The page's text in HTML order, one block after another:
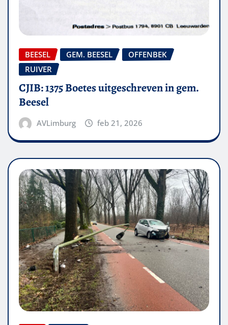
BEESEL GEM. BEESEL
OFFENBEK
RUIVER
CJIB: 1375 Boetes uitgeschreven in gem.
Beesel
AVLimburg feb 21, 2026